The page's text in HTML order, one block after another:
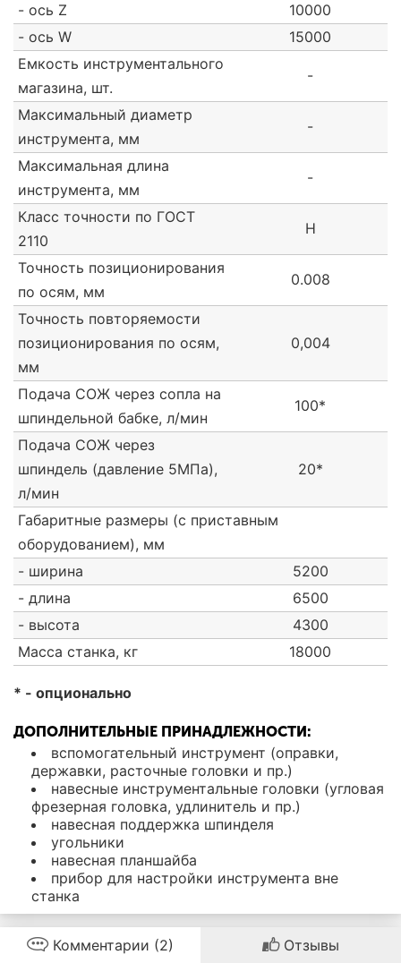
- ось Z
10000
- ось W
15000
Емкость инструментального
магазина, шт.
-
Максимальный диаметр
инструмента, мм
-
Максимальная длина
инструмента, мм
-
Класс точности по ГОСТ
2110
H
Точность позиционирования
по осям, мм
0.008
Точность повторяемости
позиционирования по осям,
мм
0,004
Подача СОЖ через сопла на
шпиндельной бабке, л/мин
100*
Подача СОЖ через
шпиндель (давление 5МПа),
л/мин
20*
Габаритные размеры (с приставным
оборудованием), мм
- ширина
5200
- длина
6500
- высота
4300
Масса станка, кг
18000
* - опционально
ДОПОЛНИТЕЛЬНЫЕ ПРИНАДЛЕЖНОСТИ:
вспомогательный инструмент (оправки,
державки, расточные головки и пр.)
навесные инструментальные головки (угловая
фрезерная головка, удлинитель и пр.)
навесная поддержка шпинделя
угольники
навесная планшайба
прибор для настройки инструмента вне
станка
Комментарии (2) Отзывы